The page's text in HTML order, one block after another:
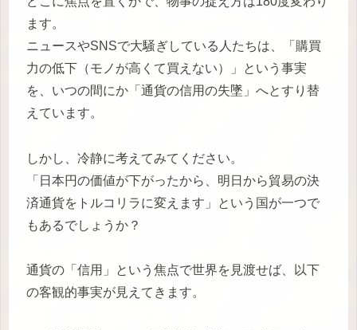
ます。
ニュースやSNSで大騒ぎしている人たちは、「購買
力の低下（モノが高くて買えない）」という事実
を、いつの間にか「通貨の信用の失墜」へとすり替
えています。
しかし、冷静に考えてみてください。
「日本円の価値が下がったから、明日から貿易の決
済通貨をトルコリラに変えます」という国が一つで
もあるでしょうか？
通貨の「信用」という焦点で世界を見渡せば、以下
の客観的事実が見えてきます。